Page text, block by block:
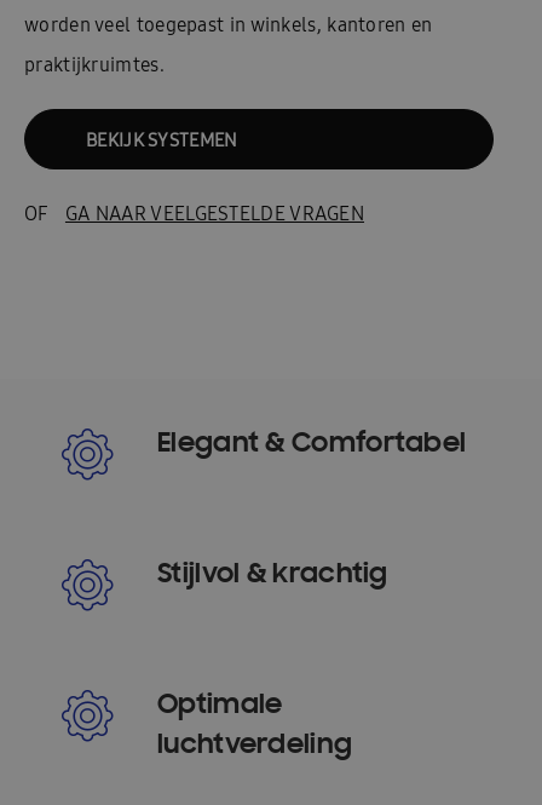
worden veel toegepast in winkels, kantoren en
praktijkruimtes.
BEKIJK SYSTEMEN
OF GA NAAR VEELGESTELDE VRAGEN
Elegant & Comfortabel
Stijlvol & krachtig
Optimale
luchtverdeling